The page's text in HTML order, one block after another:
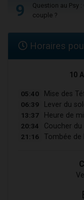
9
Question au Psy
couple ?
Horaires
10
05:40 Mise des
06:39 Lever du
13:37 Heure de
20:34 Coucher du
21:16 Tombée de